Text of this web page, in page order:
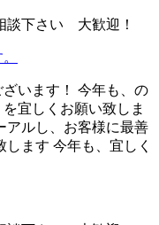
談下さい 大歓迎！
います！ 今年も、の
宜しくお願い致しま
アルし、お客様に最善
ます 今年も、宜しく